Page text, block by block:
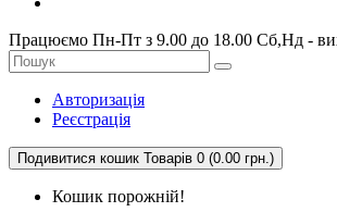
Працюємо Пн-Пт з 9.00 до 18.00 Сб,Нд -
Авторизація
Реєстрація
Подивитися кошик Товарів 0 (0.00 грн.)
Кошик порожній!